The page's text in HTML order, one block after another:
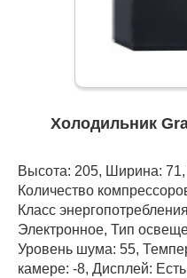
Холодильник
Высота: 205, Ширина:
Количество
Класс
Электронное, Тип
Уровень шума: 55,
камере: -8, Дисплей: